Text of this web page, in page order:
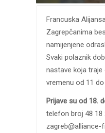
Francuska
Zagrepčanima
namijenjene
Svaki polaznik
nastave koja traje
vremenu od 11 do
Prijave su od 18.
telefon broj 48 18
zagreb@alliance-